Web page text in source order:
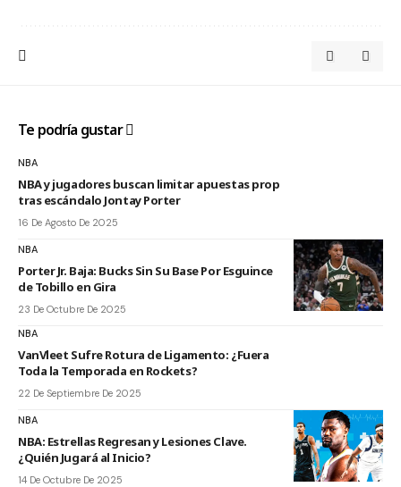
Te podría gustar
NBA
NBA y jugadores buscan limitar apuestas prop
tras escándalo Jontay Porter
16 De Agosto De 2025
NBA
Porter Jr. Baja: Bucks Sin Su Base Por Esguince
de Tobillo en Gira
23 De Octubre De 2025
NBA
VanVleet Sufre Rotura de Ligamento: ¿Fuera
Toda la Temporada en Rockets?
22 De Septiembre De 2025
NBA
NBA: Estrellas Regresan y Lesiones Clave.
¿Quién Jugará al Inicio?
14 De Octubre De 2025